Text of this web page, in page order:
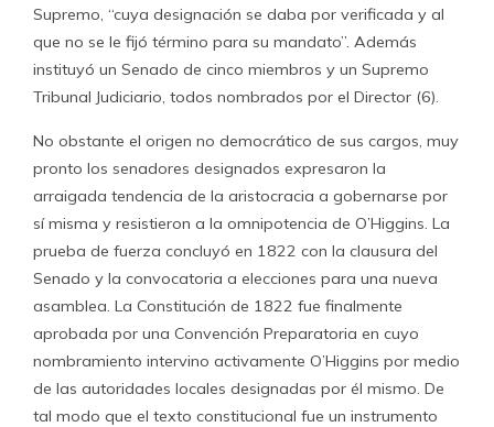
Supremo, “cuya designación se daba por verificada y al
que no se le fijó término para su mandato”. Además
instituyó un Senado de cinco miembros y un Supremo
Tribunal Judiciario, todos nombrados por el Director (6).
No obstante el origen no democrático de sus cargos, muy
pronto los senadores designados expresaron la
arraigada tendencia de la aristocracia a gobernarse por
sí misma y resistieron a la omnipotencia de O’Higgins. La
prueba de fuerza concluyó en 1822 con la clausura del
Senado y la convocatoria a elecciones para una nueva
asamblea. La Constitución de 1822 fue finalmente
aprobada por una Convención Preparatoria en cuyo
nombramiento intervino activamente O’Higgins por medio
de las autoridades locales designadas por él mismo. De
tal modo que el texto constitucional fue un instrumento